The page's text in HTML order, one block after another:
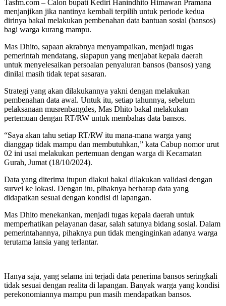
Tasfm.com – Calon bupati Kediri Hanindhito Himawan Pramana
menjanjikan jika nantinya kembali terpilih untuk periode kedua
dirinya bakal melakukan pembenahan data bantuan sosial (bansos)
bagi warga kurang mampu.
Mas Dhito, sapaan akrabnya menyampaikan, menjadi tugas
pemerintah mendatang, siapapun yang menjabat kepala daerah
untuk menyelesaikan persoalan penyaluran bansos (bansos) yang
dinilai masih tidak tepat sasaran.
Strategi yang akan dilakukannya yakni dengan melakukan
pembenahan data awal. Untuk itu, setiap tahunnya, sebelum
pelaksanaan musrenbangdes, Mas Dhito bakal melakukan
pertemuan dengan RT/RW untuk membahas data bansos.
“Saya akan tahu setiap RT/RW itu mana-mana warga yang
dianggap tidak mampu dan membutuhkan,” kata Cabup nomor urut
02 ini usai melakukan pertemuan dengan warga di Kecamatan
Gurah, Jumat (18/10/2024).
Data yang diterima itupun diakui bakal dilakukan validasi dengan
survei ke lokasi. Dengan itu, pihaknya berharap data yang
didapatkan sesuai dengan kondisi di lapangan.
Mas Dhito menekankan, menjadi tugas kepala daerah untuk
memperhatikan pelayanan dasar, salah satunya bidang sosial. Dalam
pemerintahannya, pihaknya pun tidak menginginkan adanya warga
terutama lansia yang terlantar.
Hanya saja, yang selama ini terjadi data penerima bansos seringkali
tidak sesuai dengan realita di lapangan. Banyak warga yang kondisi
perekonomiannya mampu pun masih mendapatkan bansos.